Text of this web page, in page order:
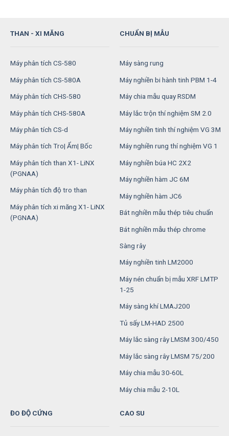
THAN - XI MĂNG
Máy phân tích CS-580
Máy phân tích CS-580A
Máy phân tích CHS-580
Máy phân tích CHS-580A
Máy phân tích CS-d
Máy phân tích Tro| Ẩm| Bốc
Máy phân tích than X1- LiNX
(PGNAA)
Máy phân tích độ tro than
Máy phân tích xi măng X1- LiNX
(PGNAA)
CHUẨN BỊ MẪU
Máy sàng rung
Máy nghiền bi hành tinh PBM 1-4
Máy chia mẫu quay RSDM
Máy lắc trộn thí nghiệm SM 2.0
Máy nghiền tinh thí nghiệm VG 3M
Máy nghiền rung thí nghiệm VG 1
Máy nghiền búa HC 2X2
Máy nghiền hàm JC 6M
Máy nghiền hàm JC6
Bát nghiền mẫu thép tiêu chuẩn
Bát nghiền mẫu thép chrome
Sàng rây
Máy nghiền tinh LM2000
Máy nén chuẩn bị mẫu XRF LMTP
1-25
Máy sàng khí LMAJ200
Tủ sấy LM-HAD 2500
Máy lắc sàng rây LMSM 300/450
Máy lắc sàng rây LMSM 75/200
Máy chia mẫu 30-60L
Máy chia mẫu 2-10L
ĐO ĐỘ CỨNG CAO SU